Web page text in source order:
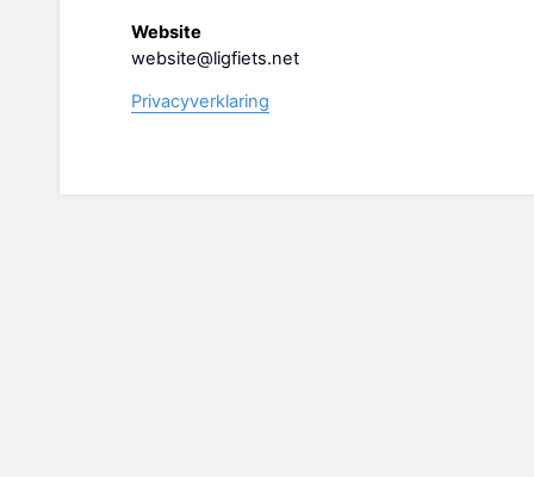
Website
website@ligfiets.net
Privacyverklaring